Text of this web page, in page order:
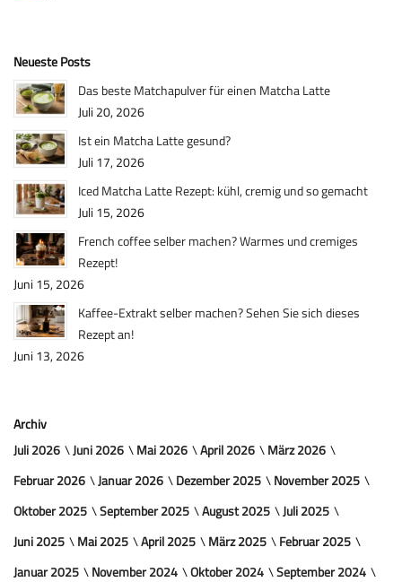
Neueste Posts
Das beste Matchapulver für einen Matcha Latte
Juli 20, 2026
Ist ein Matcha Latte gesund?
Juli 17, 2026
Iced Matcha Latte Rezept: kühl, cremig und so gemacht
Juli 15, 2026
French coffee selber machen? Warmes und cremiges
Rezept!
Juni 15, 2026
Kaffee-Extrakt selber machen? Sehen Sie sich dieses
Rezept an!
Juni 13, 2026
Archiv
Juli 2026
Juni 2026 Mai 2026 April 2026
März 2026
Februar 2026
Januar 2026 Dezember 2025
November 2025
Oktober 2025
September 2025 August 2025
Juli 2025
Juni 2025
Mai 2025 April 2025 März 2025
Februar 2025
Januar 2025
November 2024 Oktober 2024
September 2024